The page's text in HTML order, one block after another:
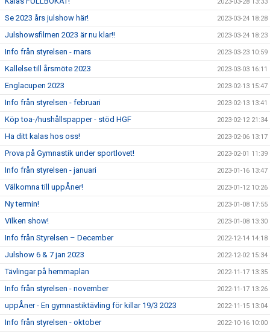
Se 2023 års julshow här! 2023-03-24 18:28
Julshowsfilmen 2023 är nu klar!! 2023-03-24 18:23
Info från styrelsen - mars 2023-03-23 10:59
Kallelse till årsmöte 2023 2023-03-03 16:11
Englacupen 2023 2023-02-13 15:47
Info från styrelsen - februari 2023-02-13 13:41
Köp toa-/hushållspapper - stöd HGF 2023-02-12 21:34
Ha ditt kalas hos oss! 2023-02-06 13:17
Prova på Gymnastik under sportlovet! 2023-02-01 11:39
Info från styrelsen - januari 2023-01-16 13:47
Välkomna till uppÅner! 2023-01-12 10:26
Ny termin! 2023-01-08 17:55
Vilken show! 2023-01-08 13:30
Info från Styrelsen – December 2022-12-14 14:18
Julshow 6 & 7 jan 2023 2022-12-02 15:34
Tävlingar på hemmaplan 2022-11-17 13:35
Info från styrelsen - november 2022-11-17 13:26
uppÅner - En gymnastiktävling för killar 19/3 2023 2022-11-15 13:04
Info från styrelsen - oktober 2022-10-16 10:00